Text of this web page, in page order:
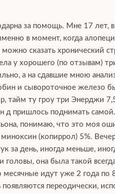
за помощь. Мне 17 лет,
в момент, когда
сказать хронический
у хорошего (по отзывам)
а на сдавшие мною
и сывороточное железо
тайм ту гроу три Энерджи
д пришлось поднимать
понимаю, что это моя
(копиррол) 5%.
за день, иногда меньше,
она была такой
месячные идут уже 2 года
переодически,